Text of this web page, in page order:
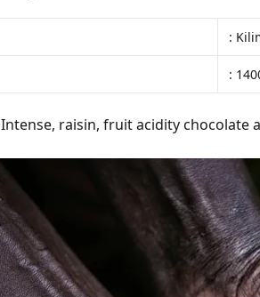
:
:
Intense, raisin, fruit acidity chocolate